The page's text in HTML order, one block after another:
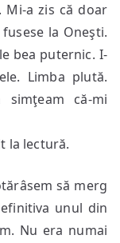
Mi-a zis că doar
la Oneşti.
bea puternic. I-
Limba plută.
că-mi
la lectură.
să merg
unul din
Nu era numai